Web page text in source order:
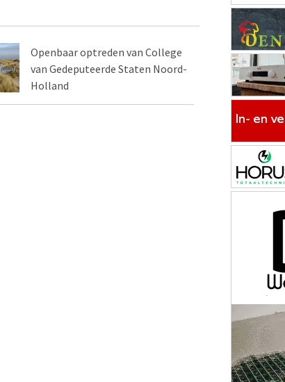
Openbaar optreden van College
van Gedeputeerde Staten Noord-
Holland